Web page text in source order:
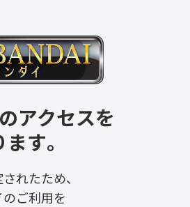
アクセスを
す。
れたため、
ご利用を